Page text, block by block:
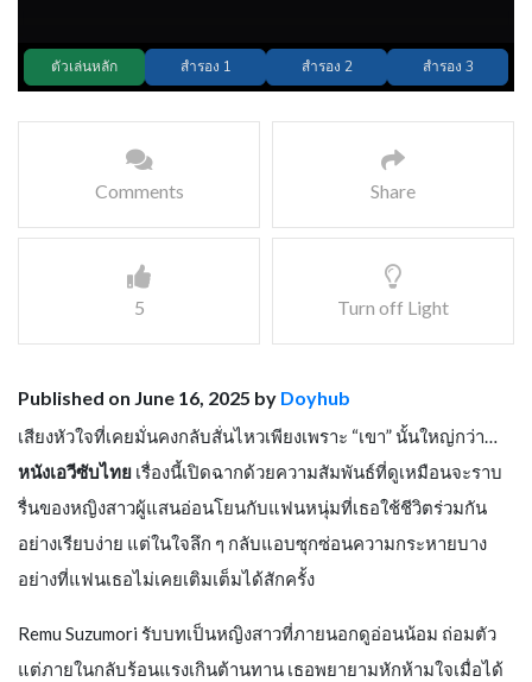
Comments Share
5 Turn off Light
Published on June 16, 2025 by Doyhub
เสียงหัวใจที่เคยมั่นคงกลับสั่นไหวเพียงเพราะ “เขา” นั้นใหญ่กว่า…
หนังเอวีซับไทย เรื่องนี้เปิดฉากด้วยความสัมพันธ์ที่ดูเหมือนจะราบ
รื่นของหญิงสาวผู้แสนอ่อนโยนกับแฟนหนุ่มที่เธอใช้ชีวิตร่วมกัน
อย่างเรียบง่าย แต่ในใจลึก ๆ กลับแอบซุกซ่อนความกระหายบาง
อย่างที่แฟนเธอไม่เคยเติมเต็มได้สักครั้ง
Remu Suzumori รับบทเป็นหญิงสาวที่ภายนอกดูอ่อนน้อม ถ่อมตัว
แต่ภายในกลับร้อนแรงเกินต้านทาน เธอพยายามหักห้ามใจเมื่อได้